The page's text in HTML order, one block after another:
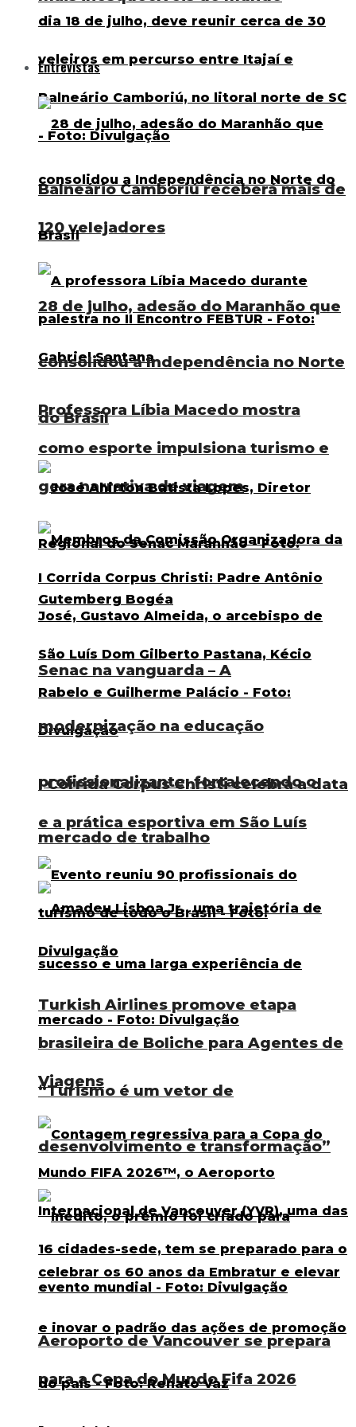
Balneário Camboriú receberá mais de
120 velejadores
Professora Líbia Macedo mostra
como esporte impulsiona turismo e
gera narrativa de viagem
I Corrida Corpus Christi celebra a data
e a prática esportiva em São Luís
Turkish Airlines promove etapa
brasileira de Boliche para Agentes de
Viagens
Aeroporto de Vancouver se prepara
para a Copa do Mundo Fifa 2026
Entrevistas
28 de julho, adesão do Maranhão que
consolidou a Independência no Norte
do Brasil
Senac na vanguarda – A
modernização na educação
profissionalizante, fortalecendo o
mercado de trabalho
“Turismo é um vetor de
desenvolvimento e transformação”